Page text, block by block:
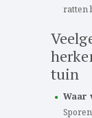
ratten
tuin
Waar